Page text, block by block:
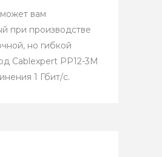
вам
при производстве
но гибкой
Cablexpert PP12-3M
1 Гбит/с.